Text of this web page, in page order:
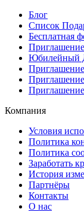
Блог
Список
Бесплатная
Юбилейный
Компания
Условия
Политика
Политика
Заработать
История
Партнёры
Контакты
О нас